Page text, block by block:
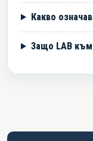
Какво
Защо LAB към